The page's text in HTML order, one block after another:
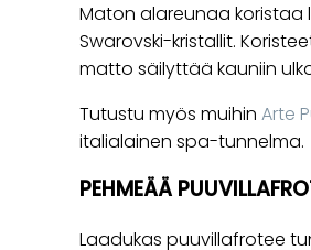
Maton alareunaa koristaa
Swarovski-kristallit.
matto säilyttää kauniin
Tutustu myös muihin Arte
italialainen spa-tunnelma.
PEHMEÄÄ
Laadukas puuvillafrotee